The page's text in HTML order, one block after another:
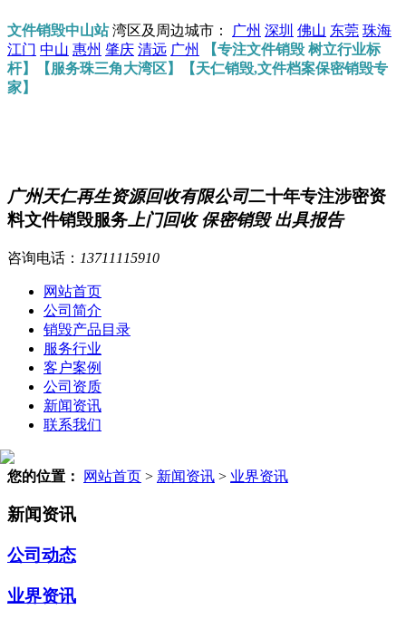
文件销毁中山站湾区及周边城市： 广州 深圳 佛山 东莞 珠海
江门 中山 惠州 肇庆 清远 广州
【专注文件销毁 树立行业标
杆】【服务珠三角大湾区】【天仁销毁,文件档案保密销毁专
家】
广州天仁再生资源回收有限公司二十年专注涉密资
料文件销毁服务 上门回收 保密销毁 出具报告
咨询电话： 13711115910
网站首页
公司简介
销毁产品目录
服务行业
客户案例
公司资质
新闻资讯
联系我们
您的位置： 网站首页 > 新闻资讯 > 业界资讯
新闻资讯
公司动态
业界资讯